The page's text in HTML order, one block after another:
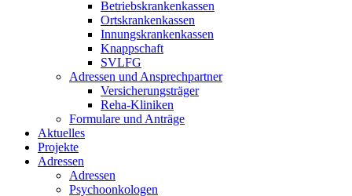
Betriebskrankenkassen
Ortskrankenkassen
Innungskrankenkassen
Knappschaft
SVLFG
Adressen und Ansprechpartner
Versicherungsträger
Reha-Kliniken
Formulare und Anträge
Aktuelles
Projekte
Adressen
Adressen
Psychoonkologen